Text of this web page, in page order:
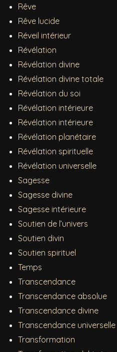
Rêve
Rêve lucide
Réveil intérieur
Révélation
Révélation divine
Révélation divine totale
Révélation du soi
Révélation intérieure
Révélation intérieure
Révélation planétaire
Révélation spirituelle
Révélation universelle
Sagesse
Sagesse divine
Sagesse intérieure
Soutien de l’univers
Soutien divin
Soutien spirituel
Temps
Transcendance
Transcendance absolue
Transcendance divine
Transcendance universelle
Transformation